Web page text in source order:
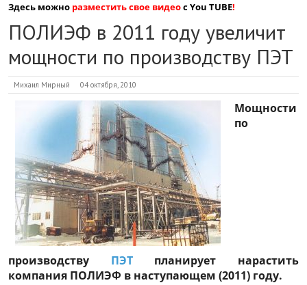
Здесь можно разместить свое видеос You TUBE!
ПОЛИЭФ в 2011 году увеличит
мощности по производству ПЭТ
Михаил Мирный 04 октября, 2010
Мощности
по
производству ПЭТпланирует нарастить
компания ПОЛИЭФ в наступающем (2011) году.